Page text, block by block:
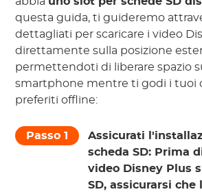
questa guida, ti guideremo
dettagliati per scaricare i video
direttamente sulla posizione
permettendoti di liberare spazio
smartphone mentre ti godi i tuoi
preferiti offline:
Passo 1
Assicurati
scheda SD: Prima
video Disney Plus
SD, assicurarsi che